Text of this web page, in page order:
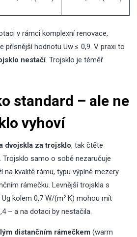
v rámci komplexní renovace,
přísnější hodnotu Uw ≤ 0,9. V praxi to
nestačí. Trojsklo je téměř
standard – ale ne
vyhoví
dvojskla za trojsklo, tak čtěte
Trojsklo samo o sobě nezaručuje
na kvalitě rámu, typu výplně mezery
rámečku. Levnější trojskla s
kolem 0,7 W/(m²·K) mohou mít
– a na dotaci by nestačila.
distančním rámečkem (warm